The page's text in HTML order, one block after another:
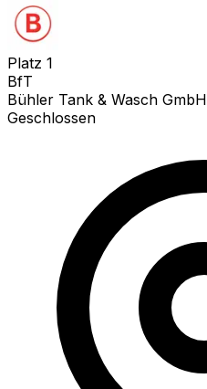
Platz 1
BfT
Bühler Tank & Wasch GmbH
Geschlossen